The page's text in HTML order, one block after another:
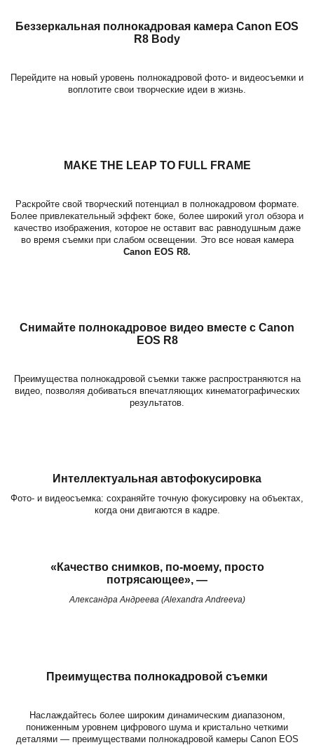
Беззеркальная полнокадровая камера Canon EOS
R8 Body
Перейдите на новый уровень полнокадровой фото- и видеосъемки и
воплотите свои творческие идеи в жизнь.
MAKE THE LEAP TO FULL FRAME
Раскройте свой творческий потенциал в полнокадровом формате.
Более привлекательный эффект боке, более широкий угол обзора и
качество изображения, которое не оставит вас равнодушным даже
во время съемки при слабом освещении. Это все новая камера
Canon EOS R8.
Снимайте полнокадровое видео вместе с Canon
EOS R8
Преимущества полнокадровой съемки также распространяются на
видео, позволяя добиваться впечатляющих кинематографических
результатов.
Интеллектуальная автофокусировка
Фото- и видеосъемка: сохраняйте точную фокусировку на объектах,
когда они двигаются в кадре.
«Качество снимков, по-моему, просто
потрясающее», —
Александра Андреева (Alexandra Andreeva)
Преимущества полнокадровой съемки
Наслаждайтесь более широким динамическим диапазоном,
пониженным уровнем цифрового шума и кристально четкими
деталями — преимуществами полнокадровой камеры Canon EOS